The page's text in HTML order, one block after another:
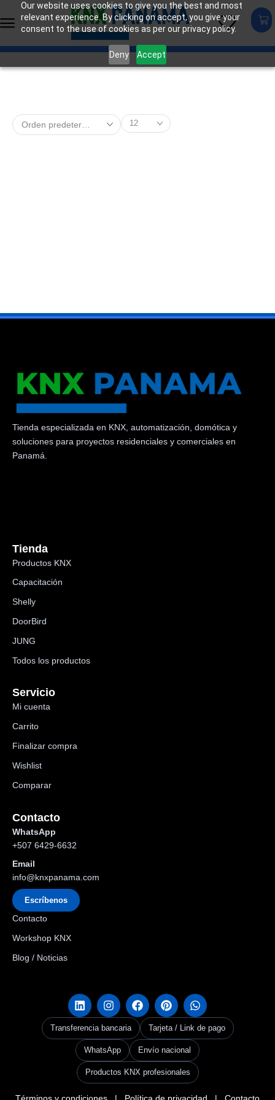
Our website uses cookies to give you the best and most
relevant experience. By clicking on accept, you give your
consent to the use of cookies as per our privacy policy.
Deny Accept
Tienda especializada en KNX, automatización, domótica y
soluciones para proyectos residenciales y comerciales en
Panamá.
Tienda
Productos KNX
Capacitación
Shelly
DoorBird
JUNG
Todos los productos
Servicio
Mi cuenta
Carrito
Finalizar compra
Wishlist
Comparar
Contacto
WhatsApp
+507 6429-6632
Email
info@knxpanama.com
Escríbenos
Contacto
Workshop KNX
Blog / Noticias
Transferencia bancaria Tarjeta / Link de pago
WhatsApp Envío nacional
Productos KNX profesionales